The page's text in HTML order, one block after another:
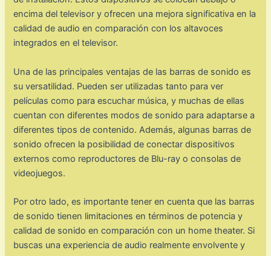
encima del televisor y ofrecen una mejora significativa en la
calidad de audio en comparación con los altavoces
integrados en el televisor.
Una de las principales ventajas de las barras de sonido es
su versatilidad. Pueden ser utilizadas tanto para ver
películas como para escuchar música, y muchas de ellas
cuentan con diferentes modos de sonido para adaptarse a
diferentes tipos de contenido. Además, algunas barras de
sonido ofrecen la posibilidad de conectar dispositivos
externos como reproductores de Blu-ray o consolas de
videojuegos.
Por otro lado, es importante tener en cuenta que las barras
de sonido tienen limitaciones en términos de potencia y
calidad de sonido en comparación con un home theater. Si
buscas una experiencia de audio realmente envolvente y